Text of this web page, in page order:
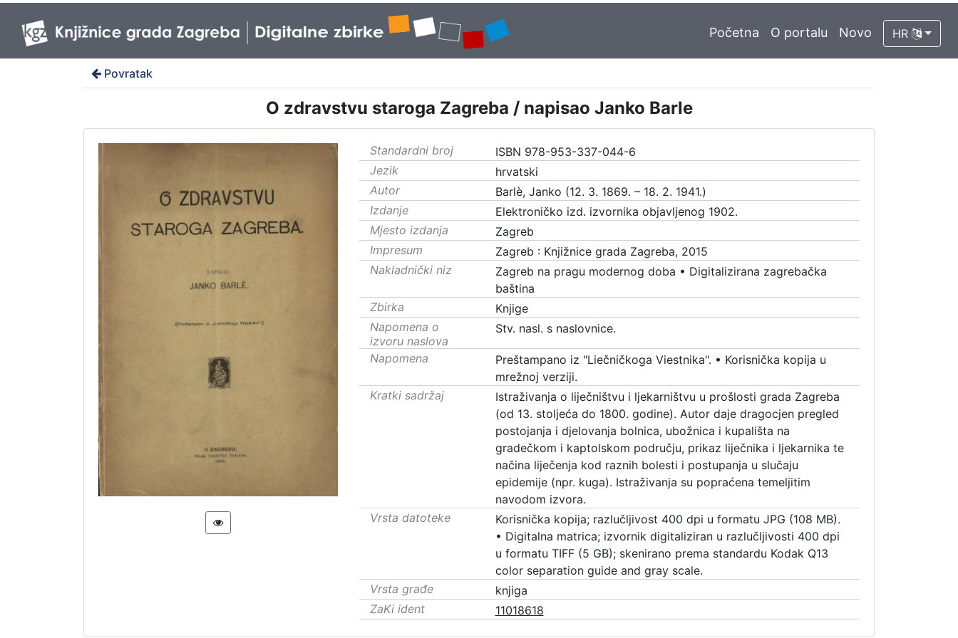
Početna O portalu Novo HR
Povratak
O zdravstvu staroga Zagreba / napisao Janko Barle
Standardni broj
ISBN 978-953-337-044-6
Jezik
hrvatski
Autor
Barlè, Janko (12. 3. 1869. – 18. 2. 1941.)
Izdanje
Elektroničko izd. izvornika objavljenog 1902.
Mjesto izdanja
Zagreb
Impresum
Zagreb : Knjižnice grada Zagreba, 2015
Nakladnički niz
Zagreb na pragu modernog doba • Digitalizirana zagrebačka
baština
Zbirka
Knjige
Napomena o
izvoru naslova
Stv. nasl. s naslovnice.
Napomena Preštampano iz "Liečničkoga Viestnika". • Korisnička kopija u
mrežnoj verziji.
Kratki sadržaj
Istraživanja o liječništvu i ljekarništvu u prošlosti grada Zagreba
(od 13. stoljeća do 1800. godine). Autor daje dragocjen pregled
postojanja i djelovanja bolnica, ubožnica i kupališta na
gradečkom i kaptolskom području, prikaz liječnika i ljekarnika te
načina liječenja kod raznih bolesti i postupanja u slučaju
epidemije (npr. kuga). Istraživanja su popraćena temeljitim
navodom izvora.
Vrsta datoteke
Korisnička kopija; razlučljivost 400 dpi u formatu JPG (108 MB).
• Digitalna matrica; izvornik digitaliziran u razlučljivosti 400 dpi
u formatu TIFF (5 GB); skenirano prema standardu Kodak Q13
color separation guide and gray scale.
Vrsta građe
knjiga
ZaKi ident
11018618